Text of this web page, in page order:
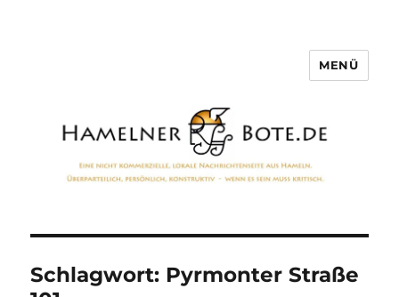
MENÜ
Schlagwort: Pyrmonter Straße